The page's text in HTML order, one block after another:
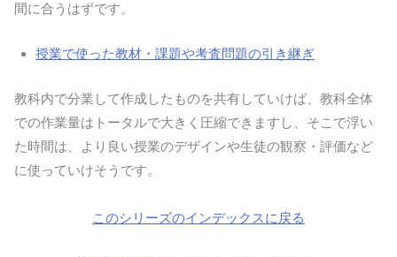
間に合うはずです。
授業で使った教材・課題や考査問題の引き継ぎ
教科内で分業して作成したものを共有していけば、教科全体
での作業量はトータルで大きく圧縮できますし、そこで浮い
た時間は、より良い授業のデザインや生徒の観察・評価など
に使っていけそうです。
このシリーズのインデックスに戻る